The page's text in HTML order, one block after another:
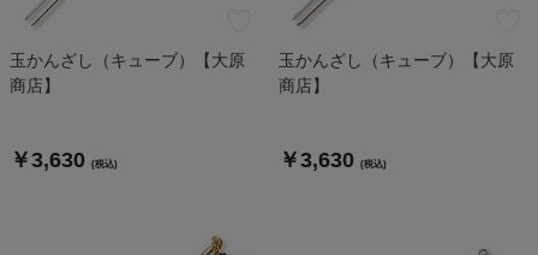
玉かんざし（キューブ）【大原
商店】
￥3,630 (税込)
玉かんざし（キューブ）【大原
商店】
￥3,630 (税込)